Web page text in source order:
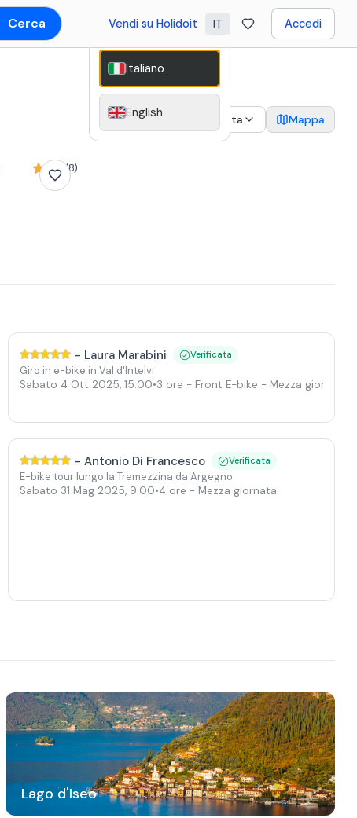
Cerca Vendi su Holidoit IT Accedi
Data Mappa
4,9 (8)
- Laura Marabini Verificata
Giro in e-bike in Val d'Intelvi
Sabato 4 Ott 2025, 15:00•3 ore - Front E-bike - Mezza giornata
- Antonio Di Francesco Verificata
E-bike tour lungo la Tremezzina da Argegno
Sabato 31 Mag 2025, 9:00•4 ore - Mezza giornata
Lago d'Iseo
Italiano
English